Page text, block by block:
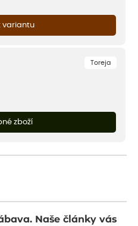
variantu
Toreja
zboží
Naše články vás